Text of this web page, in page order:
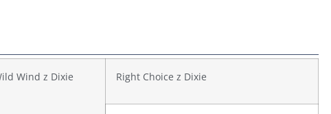
Wind z Dixie Right Choice z Dixie